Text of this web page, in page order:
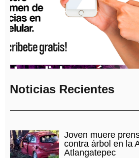
Noticias Recientes
Joven muere
contra árbol en la
Atlangatepec